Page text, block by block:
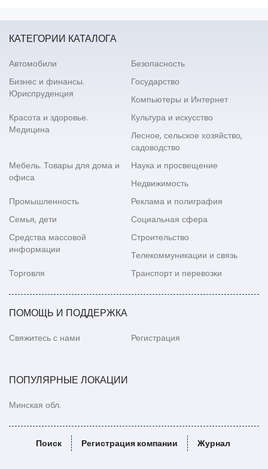
КАТЕГОРИИ КАТАЛОГА
Автомобили
Безопасность
Бизнес и финансы.
Юриспруденция
Государство
Компьютеры и Интернет
Красота и здоровье.
Медицина
Культура и искусство
Лесное, сельское хозяйство,
садоводство
Мебель. Товары для дома и
офиса
Наука и просвещение
Недвижимость
Промышленность
Реклама и полиграфия
Семья, дети
Социальная сфера
Средства массовой
информации
Строительство
Телекоммуникации и связь
Торговля
Транспорт и перевозки
ПОМОЩЬ И ПОДДЕРЖКА
Свяжитесь с нами Регистрация
ПОПУЛЯРНЫЕ ЛОКАЦИИ
Минская обл.
Поиск Регистрация компании Журнал